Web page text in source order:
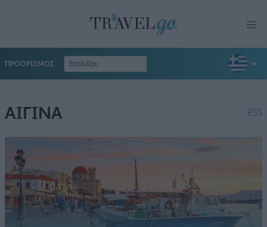
ΠΡΟΟΡΙΣΜΟΣ
ΑΙΓΙΝΑ RSS